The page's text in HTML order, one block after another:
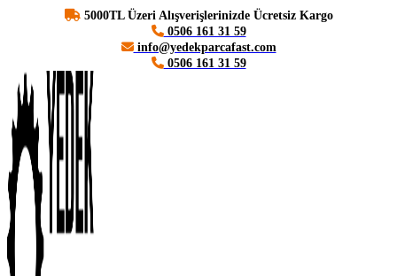
5000TL Üzeri Alışverişlerinizde Ücretsiz Kargo
0506 161 31 59
info@yedekparcafast.com
0506 161 31 59